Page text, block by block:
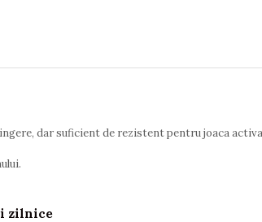
dar suficient de rezistent pentru joaca
zilnice